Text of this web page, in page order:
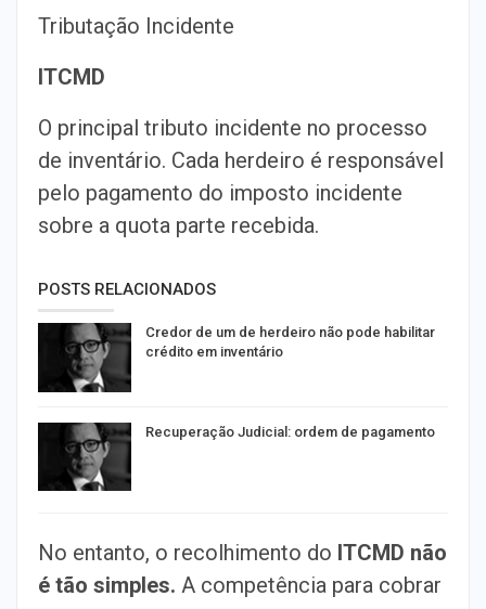
Tributação Incidente
ITCMD
O principal tributo incidente no processo
de inventário. Cada herdeiro é responsável
pelo pagamento do imposto incidente
sobre a quota parte recebida.
POSTS RELACIONADOS
Credor de um de herdeiro não pode habilitar
crédito em inventário
Recuperação Judicial: ordem de pagamento
No entanto, o recolhimento do ITCMD não
é tão simples. A competência para cobrar